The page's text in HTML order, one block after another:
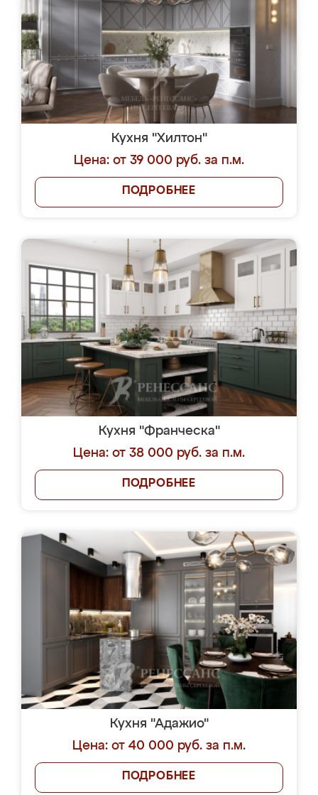
Кухня "Хилтон"
Цена: от 39 000 руб. за п.м.
ПОДРОБНЕЕ
Кухня "Франческа"
Цена: от 38 000 руб. за п.м.
ПОДРОБНЕЕ
Кухня "Адажио"
Цена: от 40 000 руб. за п.м.
ПОДРОБНЕЕ